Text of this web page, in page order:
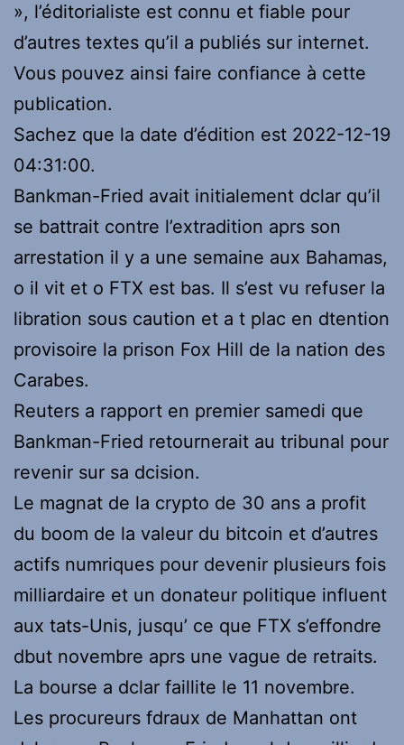
», l’éditorialiste est connu et fiable pour
d’autres textes qu’il a publiés sur internet.
Vous pouvez ainsi faire confiance à cette
publication.
Sachez que la date d’édition est 2022-12-19
04:31:00.
Bankman-Fried avait initialement dclar qu’il
se battrait contre l’extradition aprs son
arrestation il y a une semaine aux Bahamas,
o il vit et o FTX est bas. Il s’est vu refuser la
libration sous caution et a t plac en dtention
provisoire la prison Fox Hill de la nation des
Carabes.
Reuters a rapport en premier samedi que
Bankman-Fried retournerait au tribunal pour
revenir sur sa dcision.
Le magnat de la crypto de 30 ans a profit
du boom de la valeur du bitcoin et d’autres
actifs numriques pour devenir plusieurs fois
milliardaire et un donateur politique influent
aux tats-Unis, jusqu’ ce que FTX s’effondre
dbut novembre aprs une vague de retraits.
La bourse a dclar faillite le 11 novembre.
Les procureurs fdraux de Manhattan ont